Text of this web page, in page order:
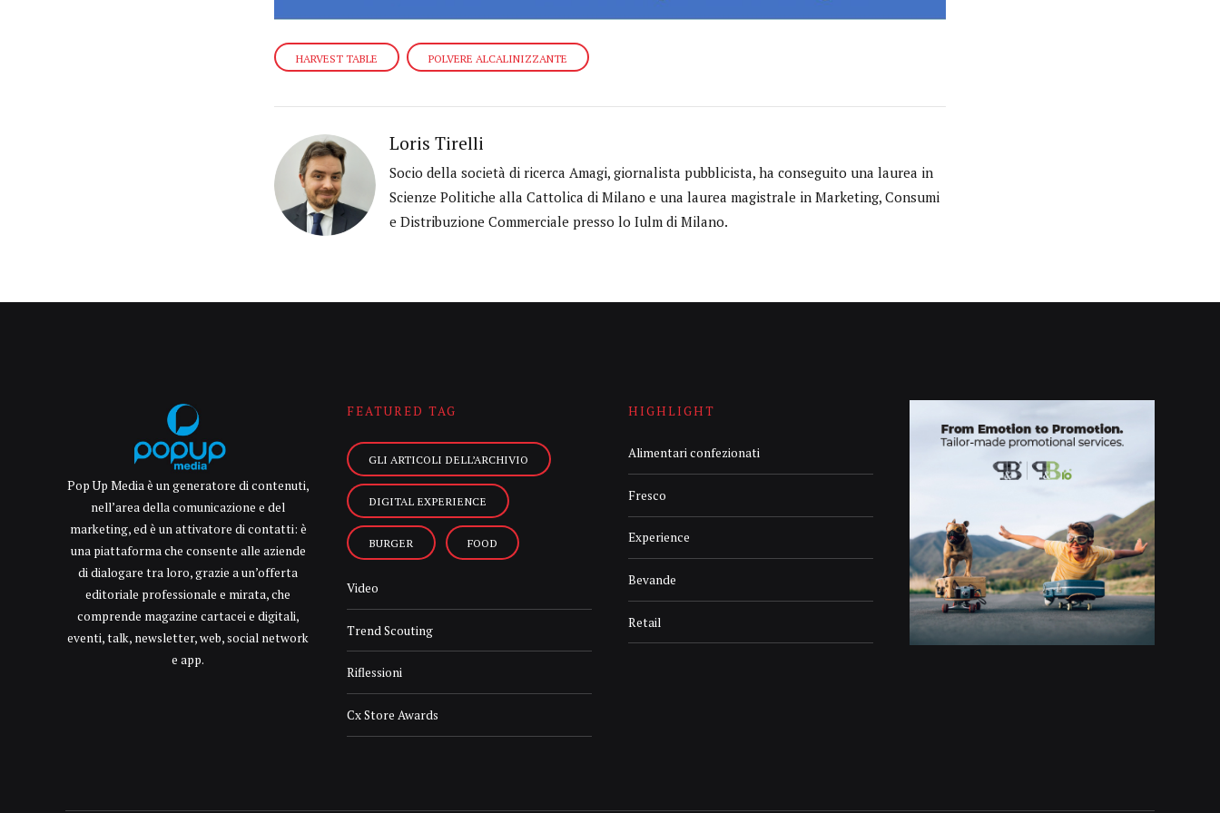
HARVEST TABLE POLVERE ALCALINIZZANTE
Loris Tirelli
Socio della società di ricerca Amagi, giornalista pubblicista, ha conseguito una laurea in
Scienze Politiche alla Cattolica di Milano e una laurea magistrale in Marketing, Consumi
e Distribuzione Commerciale presso lo Iulm di Milano.
Pop Up Media è un generatore di contenuti,
nell’area della comunicazione e del
marketing, ed è un attivatore di contatti: è
una piattaforma che consente alle aziende
di dialogare tra loro, grazie a un’offerta
editoriale professionale e mirata, che
comprende magazine cartacei e digitali,
eventi, talk, newsletter, web, social network
e app.
FEATURED TAG
GLI ARTICOLI DELL’ARCHIVIO
DIGITAL EXPERIENCE
BURGER FOOD
Video
Trend Scouting
Riflessioni
Cx Store Awards
HIGHLIGHT
Alimentari confezionati
Fresco
Experience
Bevande
Retail